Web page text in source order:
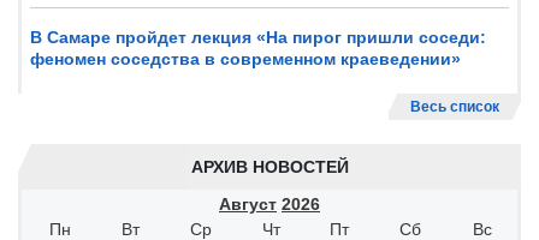
В Самаре пройдет лекция «На пирог пришли соседи:
феномен соседства в современном краеведении»
Весь список
АРХИВ НОВОСТЕЙ
Август 2026
Пн
Вт Ср Чт Пт Сб
Вс